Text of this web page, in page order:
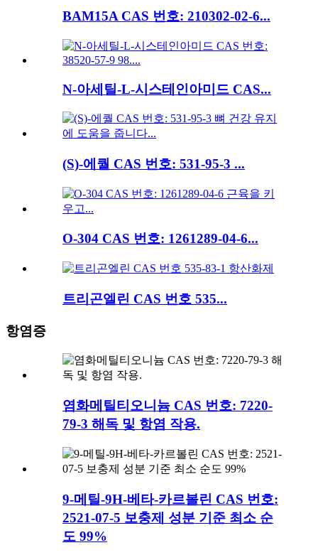
BAM15A CAS 번호: 210302-02-6...
N-아세틸-L-시스테인아미드 CAS...
(S)-에퀄 CAS 번호: 531-95-3 ...
O-304 CAS 번호: 1261289-04-6...
트리곤엘린 CAS 번호 535...
항염증
염화메틸티오니늄 CAS 번호: 7220-
79-3 해독 및 항염 작용.
9-메틸-9H-베타-카르볼린 CAS 번호:
2521-07-5 보충제 성분 기준 최소 순
도 99%